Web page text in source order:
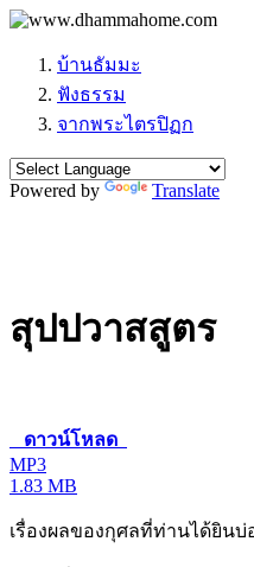
บ้านธัมมะ
ฟังธรรม
จากพระไตรปิฏก
Powered by Translate
สุปปวาสสูตร
ดาวน์โหลด
MP3
1.83 MB
เรื่องผลของกุศลที่ท่านได้ยิน